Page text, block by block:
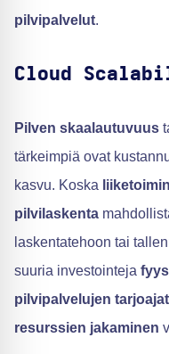
pilvipalvelut.
Cloud
Pilven skaalautuvuus
tärkeimpiä ovat
kasvu. Koska
pilvilaskenta
laskentatehoon tai
suuria investointeja
pilvipalvelujen tarjoajat
resurssien jakaminen